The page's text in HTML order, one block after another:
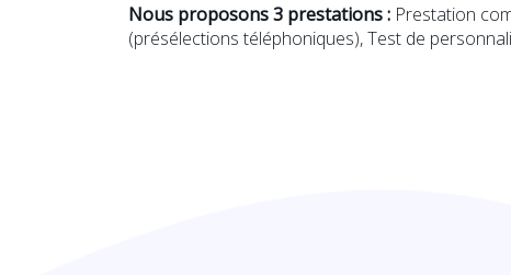
Nous proposons 3 prestations : Prestation
(présélections téléphoniques), Test de